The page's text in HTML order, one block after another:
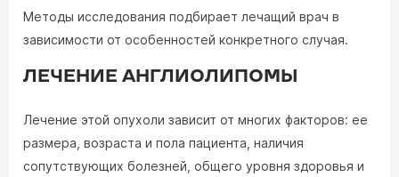
Методы исследования подбирает лечащий врач в
зависимости от особенностей конкретного случая.
ЛЕЧЕНИЕ АНГЛИОЛИПОМЫ
Лечение этой опухоли зависит от многих факторов: ее
размера, возраста и пола пациента, наличия
сопутствующих болезней, общего уровня здоровья и